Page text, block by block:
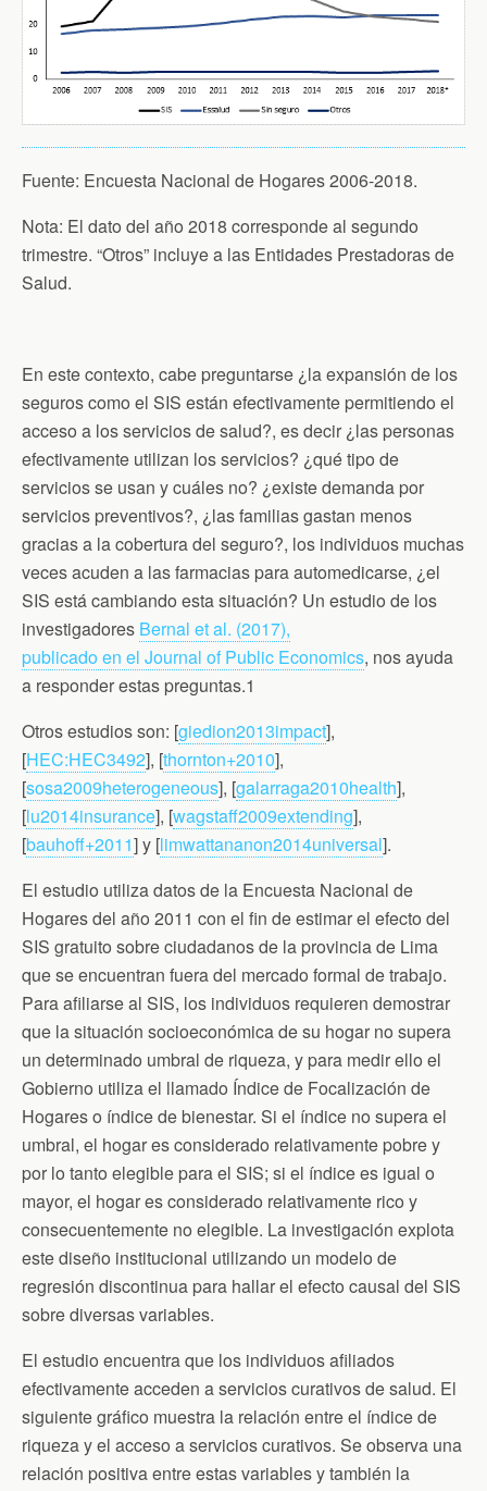
Fuente: Encuesta Nacional de Hogares 2006-2018.
Nota: El dato del año 2018 corresponde al segundo
trimestre. “Otros” incluye a las Entidades Prestadoras de
Salud.
En este contexto, cabe preguntarse ¿la expansión de los
seguros como el SIS están efectivamente permitiendo el
acceso a los servicios de salud?, es decir ¿las personas
efectivamente utilizan los servicios? ¿qué tipo de
servicios se usan y cuáles no? ¿existe demanda por
servicios preventivos?, ¿las familias gastan menos
gracias a la cobertura del seguro?, los individuos muchas
veces acuden a las farmacias para automedicarse, ¿el
SIS está cambiando esta situación? Un estudio de los
investigadores Bernal et al. (2017),
publicado en el Journal of Public Economics, nos ayuda
a responder estas preguntas.1
Otros estudios son: [giedion2013impact],
[HEC:HEC3492], [thornton+2010],
[sosa2009heterogeneous], [galarraga2010health],
[lu2014insurance], [wagstaff2009extending],
[bauhoff+2011] y [limwattananon2014universal].
El estudio utiliza datos de la Encuesta Nacional de
Hogares del año 2011 con el fin de estimar el efecto del
SIS gratuito sobre ciudadanos de la provincia de Lima
que se encuentran fuera del mercado formal de trabajo.
Para afiliarse al SIS, los individuos requieren demostrar
que la situación socioeconómica de su hogar no supera
un determinado umbral de riqueza, y para medir ello el
Gobierno utiliza el llamado Índice de Focalización de
Hogares o índice de bienestar. Si el índice no supera el
umbral, el hogar es considerado relativamente pobre y
por lo tanto elegible para el SIS; si el índice es igual o
mayor, el hogar es considerado relativamente rico y
consecuentemente no elegible. La investigación explota
este diseño institucional utilizando un modelo de
regresión discontinua para hallar el efecto causal del SIS
sobre diversas variables.
El estudio encuentra que los individuos afiliados
efectivamente acceden a servicios curativos de salud. El
siguiente gráfico muestra la relación entre el índice de
riqueza y el acceso a servicios curativos. Se observa una
relación positiva entre estas variables y también la